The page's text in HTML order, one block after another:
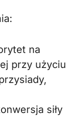
na
przy użyciu
siły